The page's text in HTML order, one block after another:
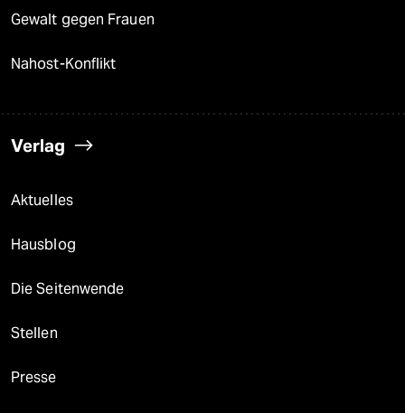
Gewalt gegen Frauen
Nahost-Konflikt
Verlag
Aktuelles
Hausblog
Die Seitenwende
Stellen
Presse